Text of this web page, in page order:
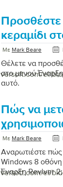
el/
Προσθέστε
κεραμίδι
Με Mark Beare
Θέλετε να
στο μενού
αυτό.
el/
Πώς να
Με Mark Beare
Αναρωτιέστε
Windows 8 οθόνη
Έναρξη Reviver